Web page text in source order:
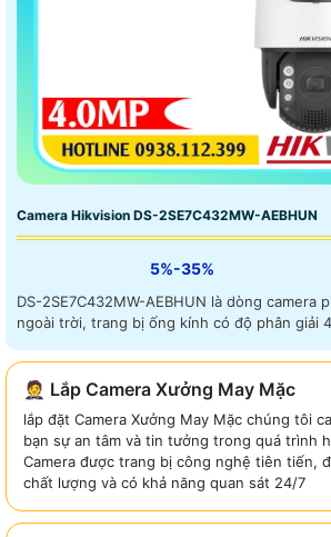
Camera Hikvision DS-2SE7C432MW-AEBHUN
5%-35%
DS-2SE7C432MW-AEBHUN là dòng camera
ngoài trời, trang bị ống kính có độ phân giải 4
🤵 Lắp Camera Xưởng May Mặc
lắp đặt Camera Xưởng May Mặc chúng tôi
bạn sự an tâm và tin tưởng trong quá trình
Camera được trang bị công nghệ tiên tiến,
chất lượng và có khả năng quan sát 24/7